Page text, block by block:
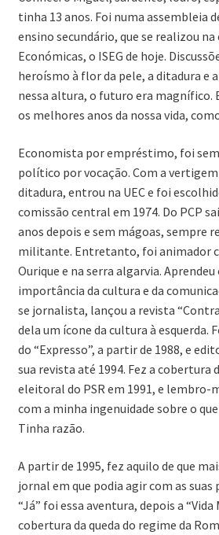
tinha 13 anos. Foi numa assembleia
ensino secundário, que se realizou na
Económicas, o ISEG de hoje.
heroísmo à flor da pele, a ditadura e
nessa altura, o futuro era magnífico.
os melhores anos da nossa vida,
Economista por empréstimo, foi
político por vocação. Com a
ditadura, entrou na UEC e foi
comissão central em 1974. Do PCP
anos depois e sem mágoas, sempre
militante. Entretanto, foi animador
Ourique e na serra algarvia.
importância da cultura e da
se jornalista, lançou a revista
dela um ícone da cultura à esquerda.
do “Expresso”, a partir de 1988, e
sua revista até 1994. Fez a cobertura
eleitoral do PSR em 1991, e lembro-
com a minha ingenuidade sobre o
Tinha razão.
A partir de 1995, fez aquilo de que
jornal em que podia agir com as suas
“Já” foi essa aventura, depois a “Vida
cobertura da queda do regime da